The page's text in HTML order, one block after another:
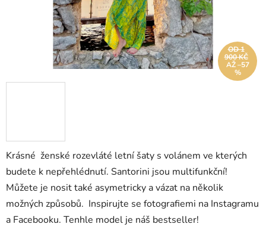
Krásné ženské rozevláté letní šaty s volánem ve kterých
budete k nepřehlédnutí. Santorini jsou multifunkční!
Můžete je nosit také asymetricky a vázat na několik
možných způsobů. Inspirujte se fotografiemi na Instagramu
a Facebooku. Tenhle model je náš bestseller!
OD 1
900 KČ
AŽ –57
%